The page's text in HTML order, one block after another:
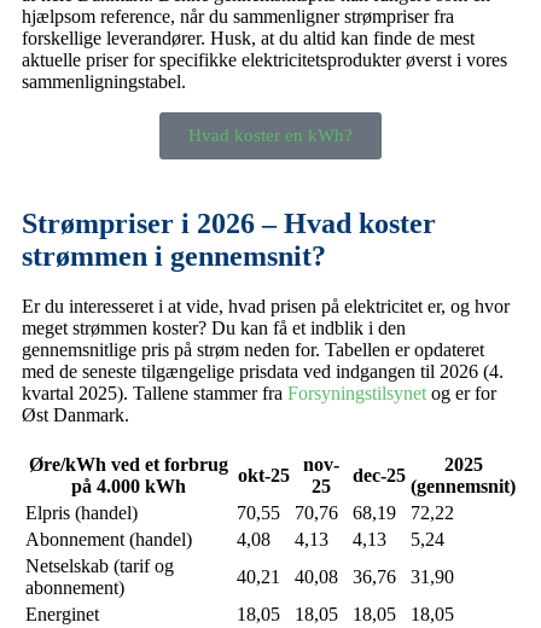
hjælpsom reference, når du sammenligner strømpriser fra
forskellige leverandører. Husk, at du altid kan finde de mest
aktuelle priser for specifikke elektricitetsprodukter øverst i vores
sammenligningstabel.
Hvad koster en kWh?
Strømpriser i 2026 – Hvad koster
strømmen i gennemsnit?
Er du interesseret i at vide, hvad prisen på elektricitet er, og hvor
meget strømmen koster? Du kan få et indblik i den
gennemsnitlige pris på strøm neden for. Tabellen er opdateret
med de seneste tilgængelige prisdata ved indgangen til 2026 (4.
kvartal 2025). Tallene stammer fra Forsyningstilsynetog er for
Øst Danmark.
Øre/kWh ved et forbrug
på 4.000 kWh
okt-25
nov-
25
dec-25
2025
(gennemsnit)
Elpris (handel)
70,55 70,76 68,19
72,22
Abonnement (handel)
4,08 4,13 4,13
5,24
Netselskab (tarif og
abonnement)
40,21 40,08 36,76
31,90
Energinet
18,05 18,05 18,05
18,05